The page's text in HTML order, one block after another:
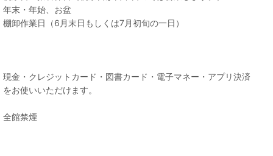
年末・年始、お盆
棚卸作業日（6月末日もしくは7月初旬の一日）
現金・クレジットカード・図書カード・電子マネー・アプリ決済
をお使いいただけます。
全館禁煙